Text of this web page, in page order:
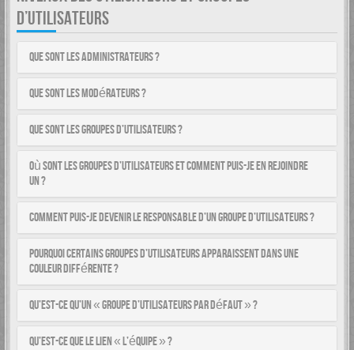
D’UTILISATEURS
Que sont les administrateurs ?
Que sont les modérateurs ?
Que sont les groupes d’utilisateurs ?
Où sont les groupes d’utilisateurs et comment puis-je en rejoindre
un ?
Comment puis-je devenir le responsable d’un groupe d’utilisateurs ?
Pourquoi certains groupes d’utilisateurs apparaissent dans une
couleur différente ?
Qu’est-ce qu’un « groupe d’utilisateurs par défaut » ?
Qu’est-ce que le lien « L’équipe » ?